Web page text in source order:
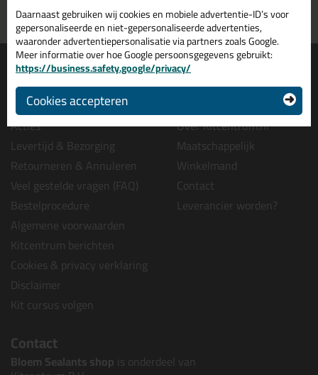
Grootste assortiment
uit voorraad leverbaar
PostNL afhaalpunt: kies zelf
wanneer je afhaalt
Informatie
Tips en tricks
Keuzehulpen
Acties
Levertijd & Bezorging
Retourneren & Annuleren
Veel gestelde vragen (FAQ)
Bestelprocedure
Algemene voorwaarden
Kitcentrum berichten
Cookies & privacy verklaring
Disclaimer
Kit cursus volgen
Over ons
Wie wij zijn?
Vacatures bij kitcentrum.nl
Over Kitcentrum.nl
Maatschappelijk
Winkelmand
Contact
Leverancier worden?
Contact
Bloem Sealants shop is onderdeel van
Daarnaast gebruiken wij cookies en mobiele advertentie-ID’s voor
gepersonaliseerde en niet-gepersonaliseerde advertenties,
waaronder advertentiepersonalisatie via partners zoals Google.
Meer informatie over hoe Google persoonsgegevens gebruikt:
https://business.safety.google/privacy/
Cookies accepteren